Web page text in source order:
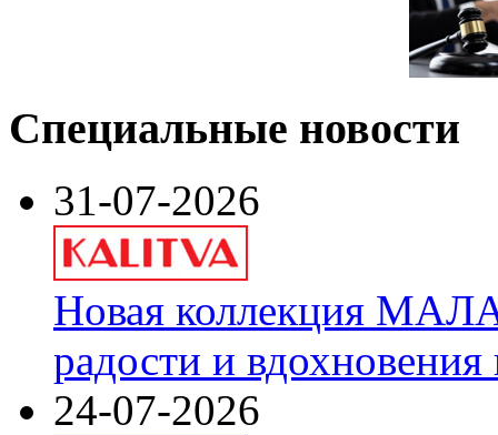
Специальные новости
31-07-2026
Новая коллекция
радости и
24-07-2026